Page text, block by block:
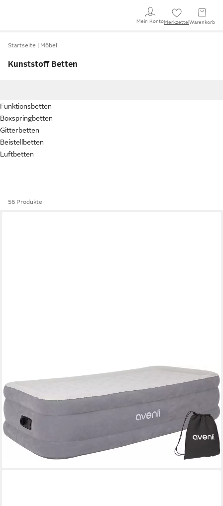
Mein KontoMerkzettel Warenkorb
Startseite Möbel
Kunststoff Betten
Funktionsbetten
Boxspringbetten
Gitterbetten
Beistellbetten
Luftbetten
56 Produkte
Luftbett Luftmatratze selbstaufblasend 1 Person 191x99x46cm
Twin-Size, (Gästebett Matratze mit integrierter Elektropumpe, 3-
tlg., Reisebett elektrisch mit weicher beflockter Oberfläche),
aufblasbar mit Pumpe und Tragetasche
-36%
lieferbar - in 2-3 Werktagen bei dir